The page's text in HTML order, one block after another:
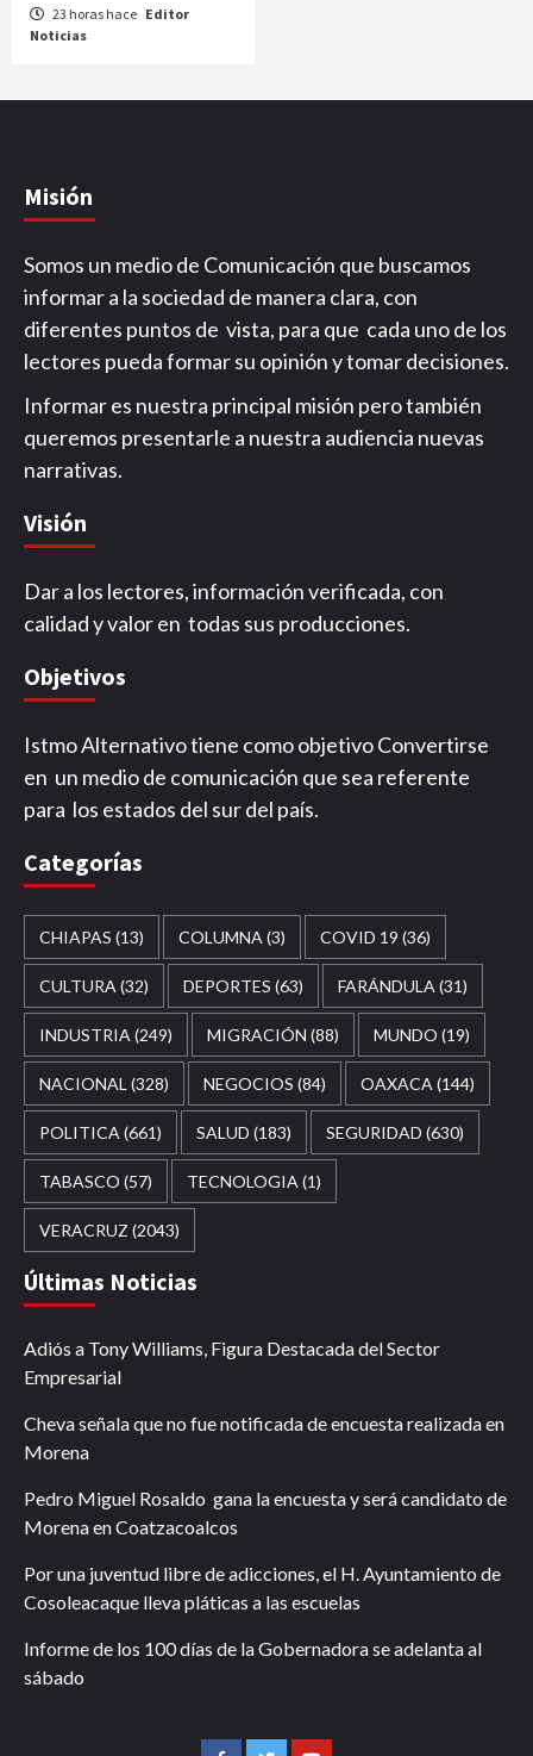
23 horas hace Editor
Noticias
Misión
Somos un medio de Comunicación que buscamos
informar a la sociedad de manera clara, con
diferentes puntos de vista, para que cada uno de los
lectores pueda formar su opinión y tomar decisiones.
Informar es nuestra principal misión pero también
queremos presentarle a nuestra audiencia nuevas
narrativas.
Visión
Dar a los lectores, información verificada, con
calidad y valor en todas sus producciones.
Objetivos
Istmo Alternativo tiene como objetivo Convertirse
en un medio de comunicación que sea referente
para los estados del sur del país.
Categorías
CHIAPAS (13) COLUMNA (3) COVID 19 (36)
CULTURA (32) DEPORTES (63) FARÁNDULA (31)
INDUSTRIA (249) MIGRACIÓN (88) MUNDO (19)
NACIONAL (328) NEGOCIOS (84) OAXACA (144)
POLITICA (661) SALUD (183) SEGURIDAD (630)
TABASCO (57) TECNOLOGIA (1)
VERACRUZ (2043)
Últimas Noticias
Adiós a Tony Williams, Figura Destacada del Sector
Empresarial
Cheva señala que no fue notificada de encuesta realizada en
Morena
Pedro Miguel Rosaldo gana la encuesta y será candidato de
Morena en Coatzacoalcos
Por una juventud libre de adicciones, el H. Ayuntamiento de
Cosoleacaque lleva pláticas a las escuelas
Informe de los 100 días de la Gobernadora se adelanta al
sábado